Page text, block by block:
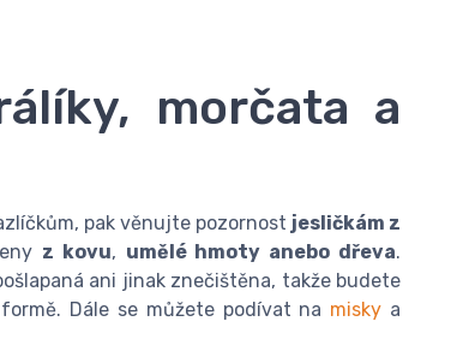
morčata a
pak věnujte pozornost jesličkám z
z kovu, umělé hmoty anebo dřeva.
ani jinak znečištěna, takže budete
Dále se můžete podívat na misky a